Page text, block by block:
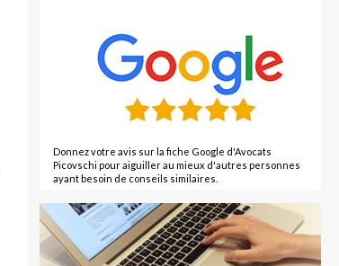
Donnez votre avis sur la fiche Google d'Avocats
Picovschi pour aiguiller au mieux d'autres personnes
ayant besoin de conseils similaires.